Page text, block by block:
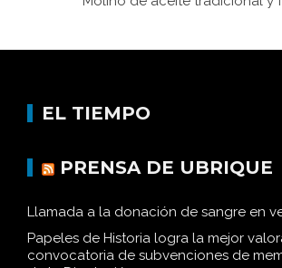
EL TIEMPO
PRENSA DE UBRIQUE
Llamada a la donación de sangre en
Papeles de Historia logra la mejor
convocatoria de subvenciones de